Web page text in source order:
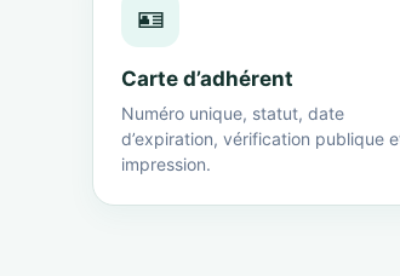
🪪
Carte d’adhérent
Numéro unique, statut, date
d’expiration, vérification publique
impression.